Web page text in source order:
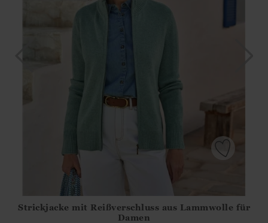
Strickjacke mit Reißverschluss aus Lammwolle für
Damen